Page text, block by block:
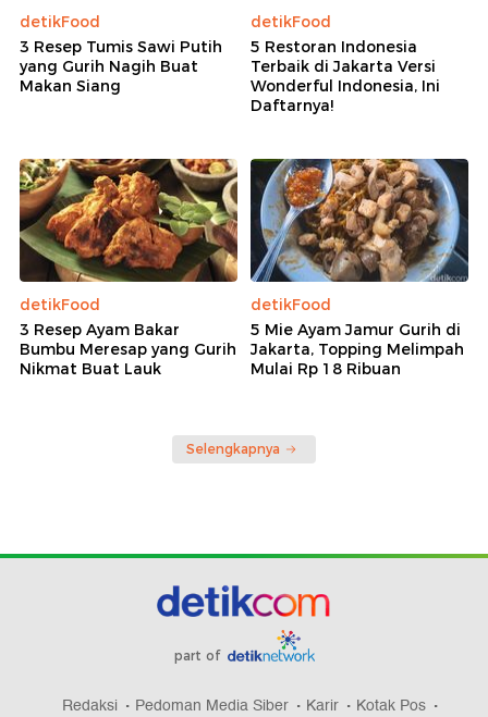
detikFood
3 Resep Tumis Sawi Putih
yang Gurih Nagih Buat
Makan Siang
detikFood
5 Restoran Indonesia
Terbaik di Jakarta Versi
Wonderful Indonesia, Ini
Daftarnya!
detikFood
3 Resep Ayam Bakar
Bumbu Meresap yang Gurih
Nikmat Buat Lauk
detikFood
5 Mie Ayam Jamur Gurih di
Jakarta, Topping Melimpah
Mulai Rp 18 Ribuan
Selengkapnya
part of
Redaksi Pedoman Media Siber Karir Kotak Pos